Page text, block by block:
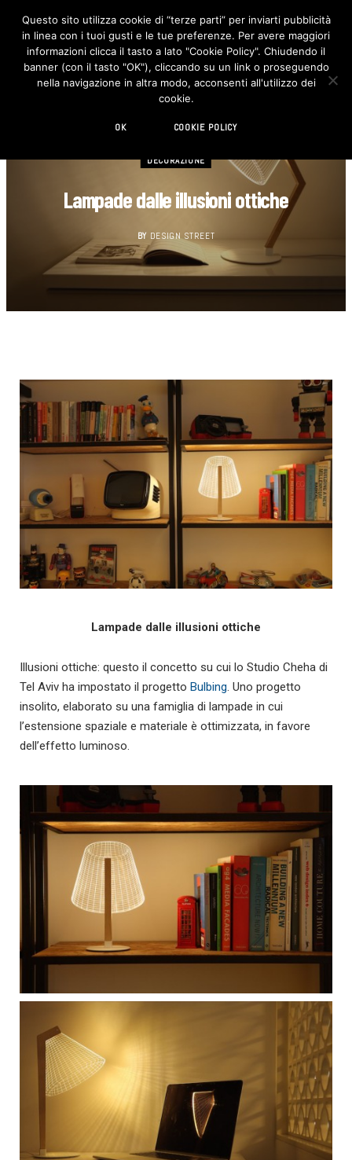
F
c
e
b
o
I
n
s
t
DECORAZIONE
Lampade dalle illusioni ottiche
BY DESIGN STREET
Lampade dalle illusioni ottiche
Illusioni ottiche: questo il concetto su cui lo Studio Cheha di
Tel Aviv ha impostato il progetto Bulbing. Uno progetto
insolito, elaborato su una famiglia di lampade in cui
l’estensione spaziale e materiale è ottimizzata, in favore
dell’effetto luminoso.
Questo sito utilizza cookie di “terze parti” per inviarti pubblicità
in linea con i tuoi gusti e le tue preferenze. Per avere maggiori
informazioni clicca il tasto a lato "Cookie Policy". Chiudendo il
banner (con il tasto "OK"), cliccando su un link o proseguendo
nella navigazione in altra modo, acconsenti all'utilizzo dei
cookie.
OK COOKIE POLICY